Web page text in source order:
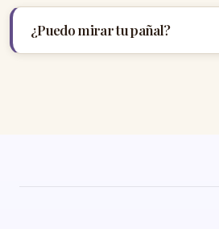
¿Puedo mirar tu pañal?